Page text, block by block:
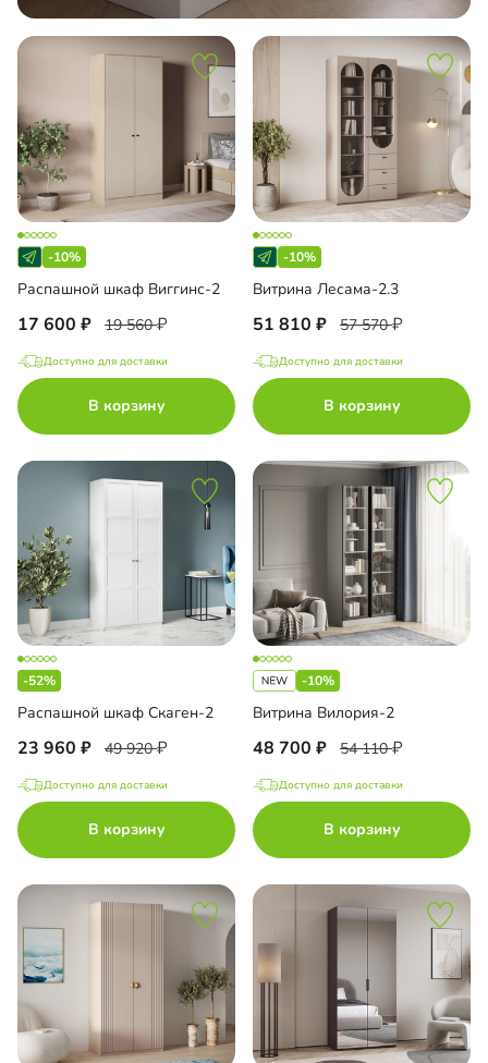
-10%
Распашной шкаф Виггинс-2
17 600 19 560
Доступно для доставки
В корзину
-10%
Витрина Лесама-2.3
51 810 57 570
Доступно для доставки
В корзину
-52%
Распашной шкаф Скаген-2
23 960 49 920
Доступно для доставки
В корзину
-10%
Витрина Вилория-2
48 700 54 110
Доступно для доставки
В корзину